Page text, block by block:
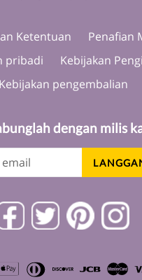
Ketentuan
Penafian
pribadi
Kebijakan
Kebijakan pengembalian
dengan milis
FacebookTwitterPinterest